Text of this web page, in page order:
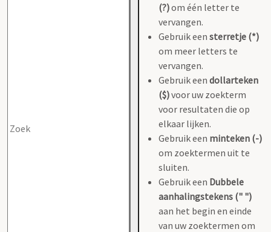
(?)om één letter te
vervangen.
Gebruik een sterretje (*)
om meer letters te
vervangen.
Gebruik een dollarteken
($)voor uw zoekterm
voor resultaten die op
elkaar lijken.
Gebruik een minteken (-)
om zoektermen uit te
sluiten.
Gebruik een Dubbele
aanhalingstekens (" ")
aan het begin en einde
van uw zoektermen om